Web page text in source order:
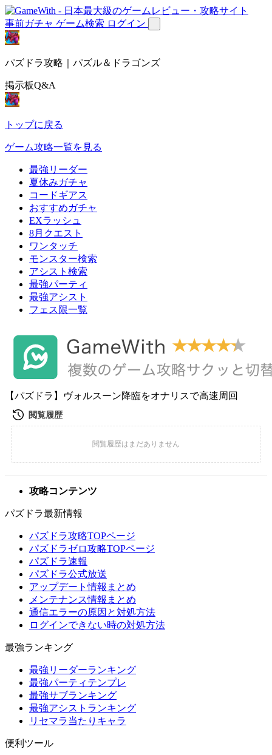
事前ガチャ ゲーム検索 ログイン
パズドラ攻略｜パズル＆ドラゴンズ
掲示板Q&A
トップに戻る
ゲーム攻略一覧を見る
最強リーダー
夏休みガチャ
コードギアス
おすすめガチャ
EXラッシュ
8月クエスト
ワンタッチ
モンスター検索
アシスト検索
最強パーティ
最強アシスト
フェス限一覧
【パズドラ】ヴォルスーン降臨をオナリスで高速周回
攻略コンテンツ
パズドラ最新情報
パズドラ攻略TOPページ
パズドラゼロ攻略TOPページ
パズドラ速報
パズドラ公式放送
アップデート情報まとめ
メンテナンス情報まとめ
通信エラーの原因と対処方法
ログインできない時の対処方法
最強ランキング
最強リーダーランキング
最強パーティテンプレ
最強サブランキング
最強アシストランキング
リセマラ当たりキャラ
便利ツール